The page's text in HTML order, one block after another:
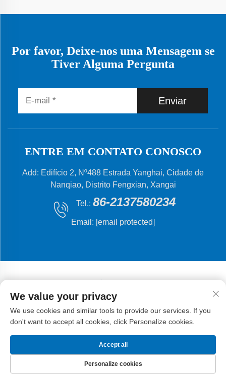
Por favor, Deixe-nos uma Mensagem se
Tiver Alguma Pergunta
Enviar
ENTRE EM CONTATO CONOSCO
Add: Edifício 2, Nº488 Estrada Yanghai, Cidade de
Nanqiao, Distrito Fengxian, Xangai
Tel.: 86-2137580234
Email: [email protected]
Direitos autorais © 2024 Shanghai Flying Fish Machinery
Manufacturing Co., Ltd.Política de Privacidade
We value your privacy
We use cookies and similar tools to provide our services. If you
don't want to accept all cookies, click Personalize cookies.
Personalize cookies
Accept all